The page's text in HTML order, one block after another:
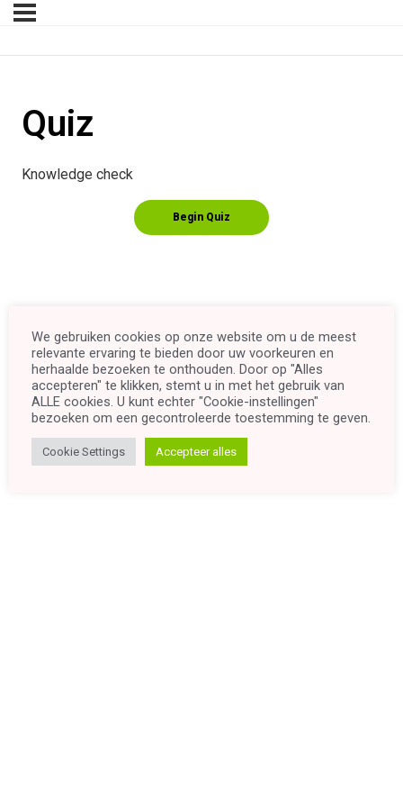
Quiz
Knowledge check
We gebruiken cookies op onze website om u de meest
relevante ervaring te bieden door uw voorkeuren en
herhaalde bezoeken te onthouden. Door op "Alles
accepteren" te klikken, stemt u in met het gebruik van
ALLE cookies. U kunt echter "Cookie-instellingen"
bezoeken om een ​​gecontroleerde toestemming te geven.
Cookie Settings Accepteer alles